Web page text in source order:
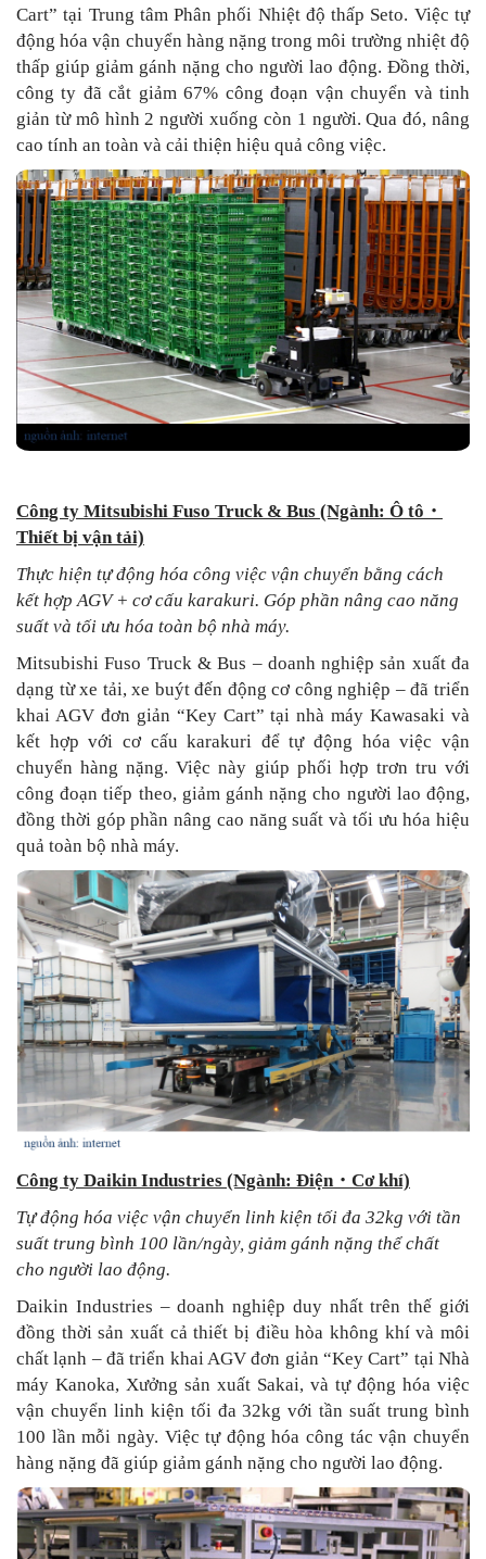
Cart” tại Trung tâm Phân phối Nhiệt độ thấp Seto. Việc tự
động hóa vận chuyển hàng nặng trong môi trường nhiệt độ
thấp giúp giảm gánh nặng cho người lao động. Đồng thời,
công ty đã cắt giảm 67% công đoạn vận chuyển và tinh
giản từ mô hình 2 người xuống còn 1 người. Qua đó, nâng
cao tính an toàn và cải thiện hiệu quả công việc.
Công ty Mitsubishi Fuso Truck & Bus (Ngành: Ô tô ・
Thiết bị vận tải)
Thực hiện tự động hóa công việc vận chuyển bằng cách
kết hợp AGV + cơ cấu karakuri. Góp phần nâng cao năng
suất và tối ưu hóa toàn bộ nhà máy.
Mitsubishi Fuso Truck & Bus – doanh nghiệp sản xuất đa
dạng từ xe tải, xe buýt đến động cơ công nghiệp – đã triển
khai AGV đơn giản “Key Cart” tại nhà máy Kawasaki và
kết hợp với cơ cấu karakuri để tự động hóa việc vận
chuyển hàng nặng. Việc này giúp phối hợp trơn tru với
công đoạn tiếp theo, giảm gánh nặng cho người lao động,
đồng thời góp phần nâng cao năng suất và tối ưu hóa hiệu
quả toàn bộ nhà máy.
Công ty Daikin Industries (Ngành: Điện ・ Cơ khí)
Tự động hóa việc vận chuyển linh kiện tối đa 32kg với tần
suất trung bình 100 lần/ngày, giảm gánh nặng thể chất
cho người lao động.
Daikin Industries – doanh nghiệp duy nhất trên thế giới
đồng thời sản xuất cả thiết bị điều hòa không khí và môi
chất lạnh – đã triển khai AGV đơn giản “Key Cart” tại Nhà
máy Kanoka, Xưởng sản xuất Sakai, và tự động hóa việc
vận chuyển linh kiện tối đa 32kg với tần suất trung bình
100 lần mỗi ngày. Việc tự động hóa công tác vận chuyển
hàng nặng đã giúp giảm gánh nặng cho người lao động.